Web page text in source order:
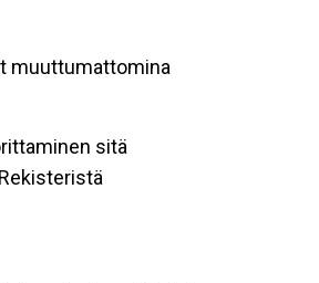
muuttumattomina
sitä